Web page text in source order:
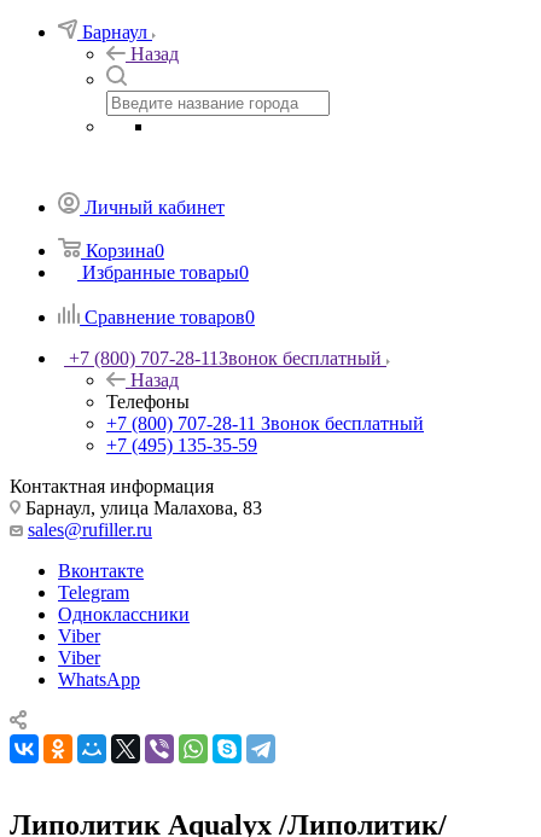
Барнаул
Назад
Личный кабинет
Корзина0
Избранные товары0
Сравнение товаров0
+7 (800) 707-28-11Звонок бесплатный
Назад
Телефоны
+7 (800) 707-28-11 Звонок бесплатный
+7 (495) 135-35-59
Контактная информация
Барнаул, улица Малахова, 83
sales@rufiller.ru
Вконтакте
Telegram
Одноклассники
Viber
Viber
WhatsApp
Липолитик Aqualyx /Липолитик/